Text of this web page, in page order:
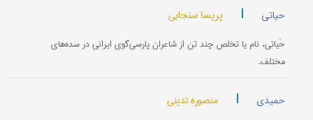
حیاتی | پریسا سنجابی
حَیاتی، نام یا تخلص چند تن از شاعران پارسی‌گوی ایرانی در سده‌های
مختلف.
حمیدی | منصوره تدینی